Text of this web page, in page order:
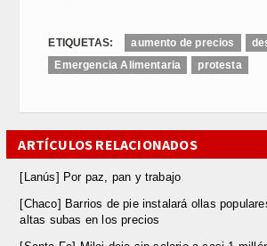
ETIQUETAS: aumento de precios
Emergencia Alimentaria
protesta
ARTÍCULOS RELACIONADOS
[Lanús] Por paz, pan y trabajo
[Chaco] Barrios de pie instalará ollas
altas subas en los precios